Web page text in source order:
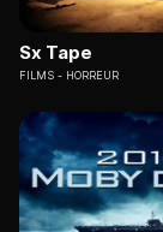
Sx Tape
FILMS HORREUR